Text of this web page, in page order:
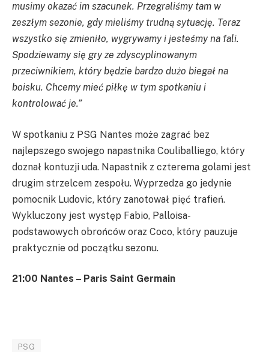
musimy okazać im szacunek. Przegraliśmy tam w
zeszłym sezonie, gdy mieliśmy trudną sytuację. Teraz
wszystko się zmieniło, wygrywamy i jesteśmy na fali.
Spodziewamy się gry ze zdyscyplinowanym
przeciwnikiem, który będzie bardzo dużo biegał na
boisku. Chcemy mieć piłkę w tym spotkaniu i
kontrolować je.”
W spotkaniu z PSG Nantes może zagrać bez
najlepszego swojego napastnika Couliballiego, który
doznał kontuzji uda. Napastnik z czterema golami jest
drugim strzelcem zespołu. Wyprzedza go jedynie
pomocnik Ludovic, który zanotował pięć trafień.
Wykluczony jest występ Fabio, Palloisa-
podstawowych obrońców oraz Coco, który pauzuje
praktycznie od początku sezonu.
21:00 Nantes – Paris Saint Germain
PSG